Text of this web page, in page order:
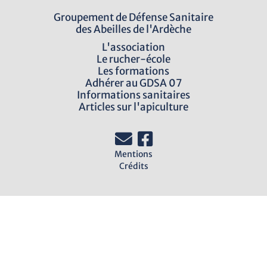
Groupement de Défense Sanitaire
des Abeilles de l'Ardèche
L'association
Le rucher-école
Les formations
Adhérer au GDSA 07
Informations sanitaires
Articles sur l'apiculture
Mentions
Crédits